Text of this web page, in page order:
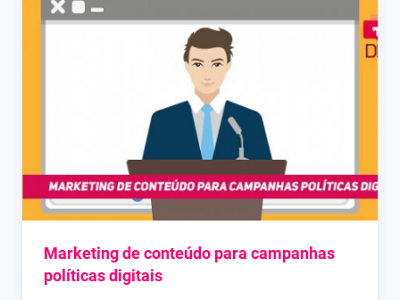
Marketing de conteúdo para campanhas
políticas digitais